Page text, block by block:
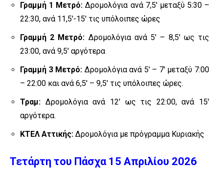
Γραμμή 1 Μετρό: Δρομολόγια ανά 7,5′ μεταξύ 5:30 –
22:30, ανά 11,5′-15′ τις υπόλοιπες ώρες
Γραμμή 2 Μετρό: Δρομολόγια ανά 5′ – 8,5′ ως τις
23:00, ανά 9,5′ αργότερα
Γραμμή 3 Μετρό: Δρομολόγια ανά 5′ – 7′ μεταξύ 7:00
– 22:00 και ανά 6,5′ – 9,5′ τις υπόλοιπες ώρες.
Τραμ: Δρομολόγια ανά 12′ ως τις 22:00, ανά 15′
αργότερα.
ΚΤΕΛ Αττικής: Δρομολόγια με πρόγραμμα Κυριακής
Τετάρτη του Πάσχα 15 Απριλίου 2026